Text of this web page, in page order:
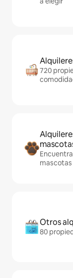
720
mascotas
Otros
80